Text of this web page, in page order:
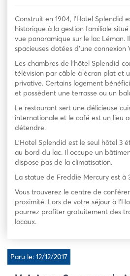
Construit en 1904, l’Hotel Splendid
historique à la gestion familiale
vue panoramique sur le lac Léman.
spacieuses dotées d’une connexion
Les chambres de l’hôtel Splendid
télévision par câble à écran plat et
privative. Certains logement
et possèdent une terrasse ou un
Le restaurant sert une délicieuse
internationale et le café est un lieu
détendre.
L’Hotel Splendid est le seul hôtel 3
au bord du lac. Il occupe un
dispose pas de la climatisation.
La statue de Freddie Mercury est à
Vous trouverez le centre de
proximité. Lors de votre séjour à
pourrez profiter gratuitement des
locaux.
Paru le: 12/12/2017